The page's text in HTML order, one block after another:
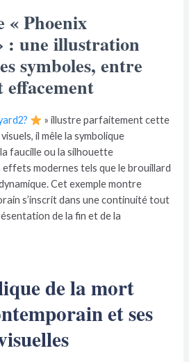
« Phoenix
: une illustration
symboles, entre
effacement
» illustre parfaitement cette
il mêle la symbolique
faucille ou la silhouette
modernes tels que le brouillard
Cet exemple montre
s’inscrit dans une continuité tout
de la fin et de la
de la mort
et ses